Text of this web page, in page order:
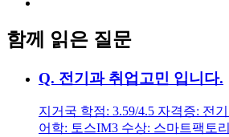
함께 읽은 질문
Q. 전기과 취업고민 입니다.
지거국 학점: 3.59/4.5 자격증: 전
어학: 토스IM3 수상: 스마트팩토